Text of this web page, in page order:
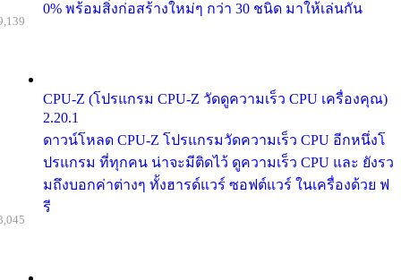
0% พร้อมสิ่งก่อสร้างใหม่ๆ กว่า 30 ชนิด มาให้เล่นกัน
CPU-Z (โปรแกรม CPU-Z วัดดูความเร็ว CPU เครื่องคุณ)
2.20.1
ดาวน์โหลด CPU-Z โปรแกรมวัดความเร็ว CPU อีกหนึ่งโ
ปรแกรม ที่ทุกคน น่าจะมีติดไว้ ดูความเร็ว CPU และ ยังรว
มถึงบอกค่าต่างๆ ทั้งฮารด์แวร์ ซอฟต์แวร์ ในเครื่องด้วย ฟ
รี